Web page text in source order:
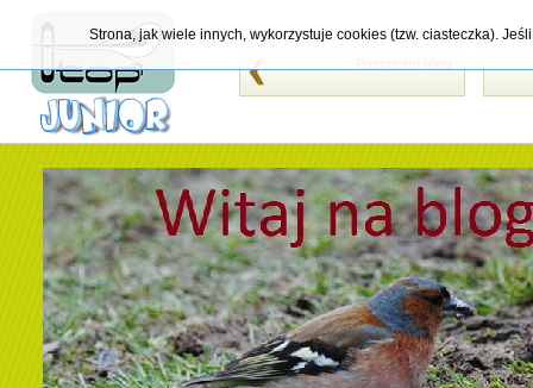
Strona, jak wiele innych, wykorzystuje cookies (tzw. ciasteczka).